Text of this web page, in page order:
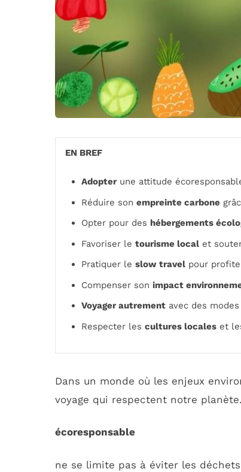
EN BREF
Adopterune attitude
Réduire son empreinte carbone
Opter pour des hébergements
Favoriser le tourisme local et
Pratiquer le slow travel pour
Compenser son impact
Voyager autrement avec des
Respecter les cultures locales et
Dans un monde où les enjeux
voyage qui respectent notre
écoresponsable
ne se limite pas à éviter les